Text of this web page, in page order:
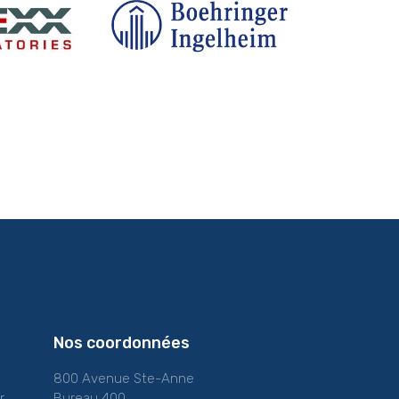
Nos coordonnées
800 Avenue Ste-Anne